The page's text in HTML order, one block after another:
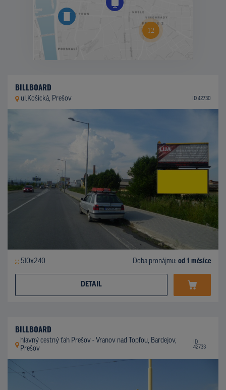
BILLBOARD
ul.Košická, Prešov ID 42730
510x240 Doba pronájmu: od 1 měsíce
DETAIL
BILLBOARD
hlavný cestný ťah Prešov - Vranov nad Topľou, Bardejov,
Prešov
ID
42733